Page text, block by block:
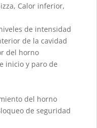
Calor inferior,
de intensidad
de la cavidad
del horno
inicio y paro de
del horno
de seguridad